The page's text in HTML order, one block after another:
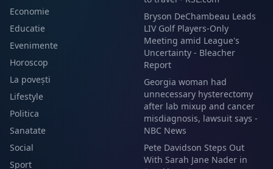
Economie
Educatie
Evenimente
Horoscop
La povești
Lifestyle
Politica
Sanatate
Social
Sport
Bryson DeChambeau Leads
LIV Golf Players-Only
Meeting amid League's
Uncertainty - Bleacher
Report
Georgia woman had
unnecessary hysterectomy
after lab mixup and cancer
misdiagnosis, lawsuit says -
NBC News
Pete Davidson Steps Out
With Sarah Jane Nader in